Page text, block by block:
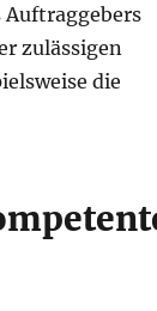
Auftraggebers
zulässigen
die